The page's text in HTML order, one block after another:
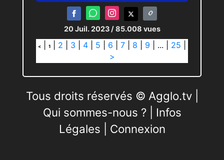
20 Juil. 2023 / 85.008 vues
< 1 2 3 4 5 6 7 8 9 ... 25
>
Tous droits réservés © Agglo.tv |
Qui sommes-nous ?| Infos
Légales
Connexion